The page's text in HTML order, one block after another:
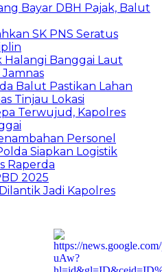
Bayar DBH Pajak, Balut
SK PNS Seratus
Halangi Banggai Laut
Balut Pastikan Lahan
Tinjau Lokasi
Terwujud, Kapolres
Personel
Siapkan Logistik
Raperda
2025
Jadi Kapolres